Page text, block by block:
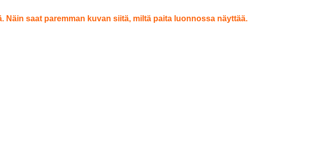
Näin saat paremman kuvan siitä, miltä paita luonnossa näyttää.